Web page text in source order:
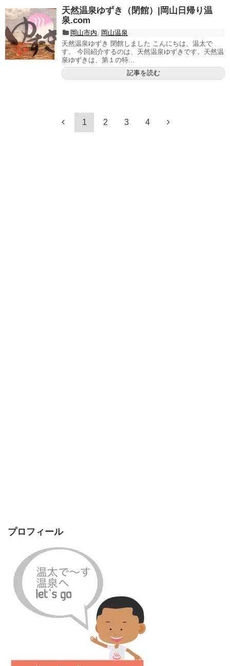
天然温泉ゆずき（閉館）|岡山日帰り温
泉.com
岡山市内
岡山温泉
天然温泉ゆずき 閉館しました こんにちは、温太で
す。 今回紹介するのは、天然温泉ゆずきです。天然温
泉ゆずきは、第１の特...
記事を読む
1 2 3 4
プロフィール